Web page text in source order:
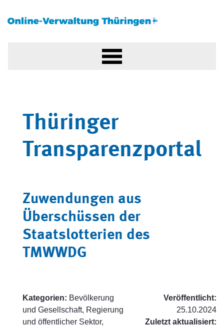
Thüringer
Transparenzportal
Zuwendungen aus
Überschüssen der
Staatslotterien des
TMWWDG
Kategorien: Bevölkerung
und Gesellschaft, Regierung
und öffentlicher Sektor,
Veröffentlicht:
25.10.2024
Zuletzt aktualisiert: